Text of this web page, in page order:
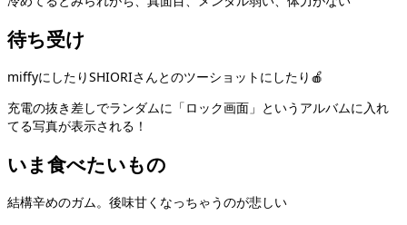
待ち受け
miffyにしたりSHIORIさんとのツーショットにしたり🍎
充電の抜き差しでランダムに「ロック画面」というアルバムに入れ
てる写真が表示される！
いま食べたいもの
結構辛めのガム。後味甘くなっちゃうのが悲しい